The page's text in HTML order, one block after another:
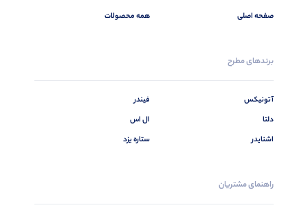
صفحه اصلی همه محصولات
برندهای مطرح
آتونیکس
دلتا
اشنایدر
فیندر
ال اس
ستاره یزد
راهنمای مشتریان